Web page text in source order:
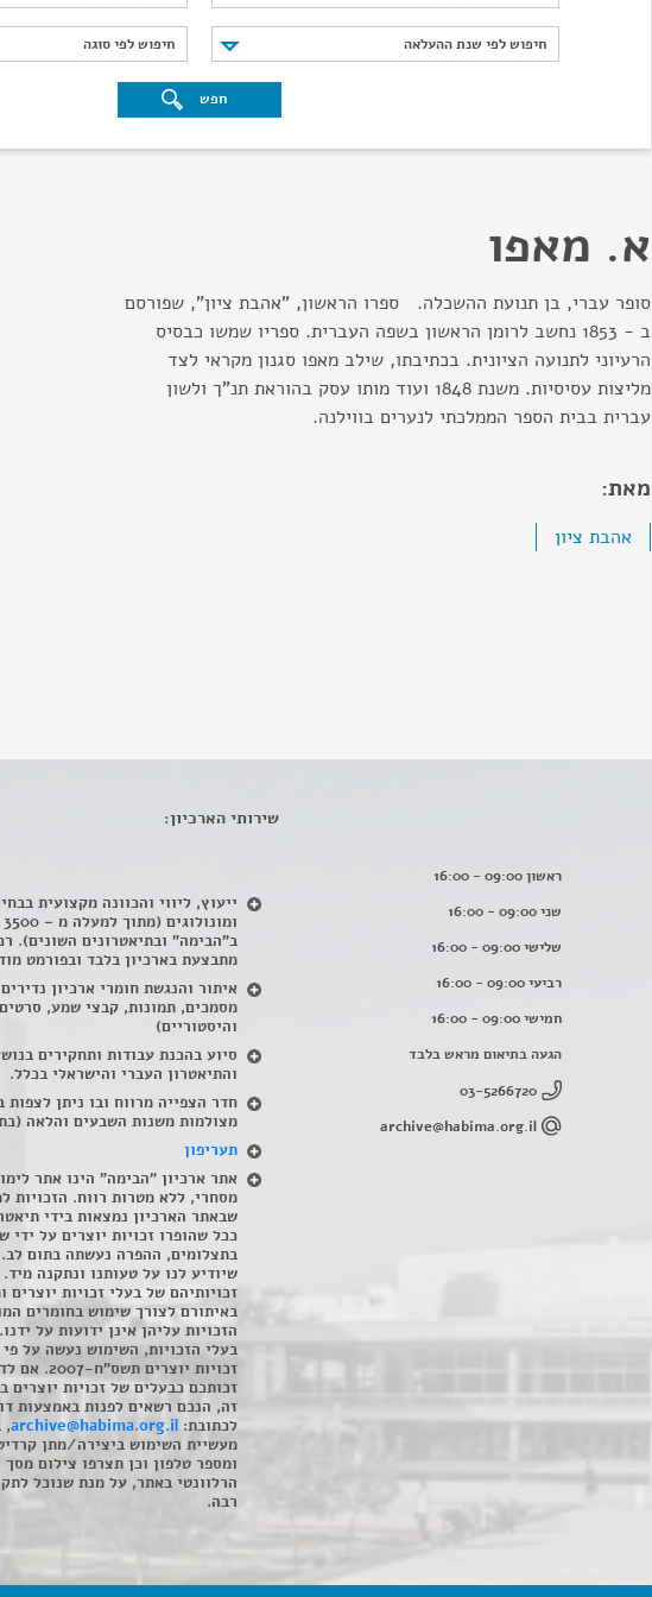
חיפוש לפי שנת ההעלאה
חיפוש לפי שנת ההעלאה חיפוש לפי סוגה
חיפוש לפי סוגה
חפש
א. מאפו
סופר עברי, בן תנועת ההשכלה. ספרו הראשון, "אהבת ציון", שפורסם
ב - 1853 נחשב לרומן הראשון בשפה העברית. ספריו שמשו כבסיס
הרעיוני לתנועה הציונית. בכתיבתו, שילב מאפו סגנון מקראי לצד
מליצות עסיסיות. משנת 1848 ועוד מותו עסק בהוראת תנ"ך ולשון
עברית בבית הספר הממלכתי לנערים בווילנה.
מאת:
אהבת ציון
ראשון 09:00 - 16:00
שני 09:00 - 16:00
שלישי 09:00 - 16:00
רביעי 09:00 - 16:00
חמישי 09:00 - 16:00
הגעה בתיאום מראש בלבד
03-5266720
archive@habima.org.il
שירותי הארכיון:
ייעוץ, ליווי והכוונה מקצועית
ב"הבימה" ובתיאטרונים השונים).
מתבצעת בארכיון בלבד ובפורמט
איתור והנגשת חומרי ארכיון נדירים
מסמכים, תמונות, קבצי שמע, סרטים
והיסטוריים)
סיוע בהכנת עבודות ותחקירים
והתיאטרון העברי והישראלי בכלל.
מצולמות משנות השבעים והלאה
תעריפון
אתר ארכיון "הבימה" הינו אתר
מסחרי, ללא מטרות רווח. הזכויות
שבאתר הארכיון נמצאות בידי
ככל שהופרו זכויות יוצרים על ידי
בתצלומים, ההפרה נעשתה בתום
שיודיע לנו על טעותנו ונתקנה
זכויותיהם של בעלי זכויות
באיתורם לצורך שימוש בחומרים
הזכויות עליהן אינן ידועות על
זכויות
זכותכם כבעלים של זכויות יוצרים
זה, הנכם רשאים לפנות באמצעות
לכתובת: archive@habima.org.il
,
מעשיית השימוש ביצירה/מתן
ומספר טלפון וכן תצרפו צילום מסך
הרלוונטי באתר, על מנת שנוכל
רבה.